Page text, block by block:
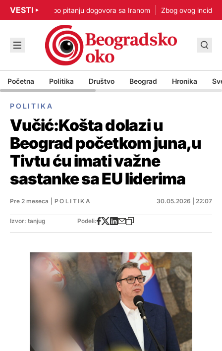
VESTI
Nisam u žurbi po pitanju dogovora sa Iranom Zbog ovog
Početna Politika Društvo Beograd Hronika
POLITIKA
Vučić:Košta dolazi u
Beograd početkom juna,u
Tivtu ću imati važne
sastanke sa EU liderima
Pre 2 meseca POLITIKA 30.05.2026 | 22:07
Izvor: tanjug Podeli: